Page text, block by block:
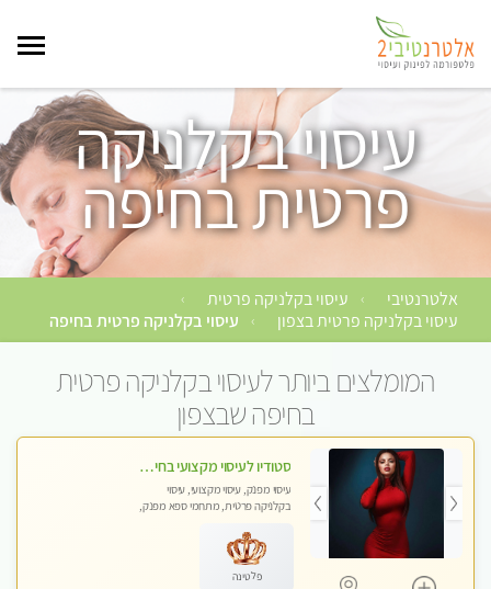
עיסוי בקלניקה
פרטית בחיפה
אלטרנטיבי › עיסוי בקלניקה פרטית ›
עיסוי בקלניקה פרטית בצפון › עיסוי בקלניקה פרטית בחיפה
המומלצים ביותר לעיסוי בקלניקה פרטית
בחיפה שבצפון
סטודיו לעיסוי מקצועי בחיפה, מרכז הכרמל, מפואר, נקי ויוקרתי. במקום מבחר מעסות מנוסות לכל סוגי העיסויים.
עיסוי מפנק, עיסוי מקצועי, עיסוי
בקלניקה פרטית, מתחמי ספא מפנק,
פלטינה